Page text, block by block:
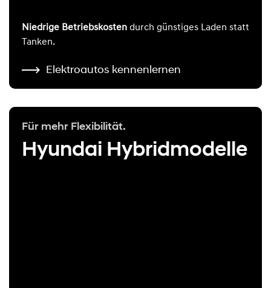
Niedrige Betriebskosten durch günstiges Laden statt
Tanken.
Elektroautos kennenlernen
Für mehr Flexibilität.
Hyundai Hybridmodelle